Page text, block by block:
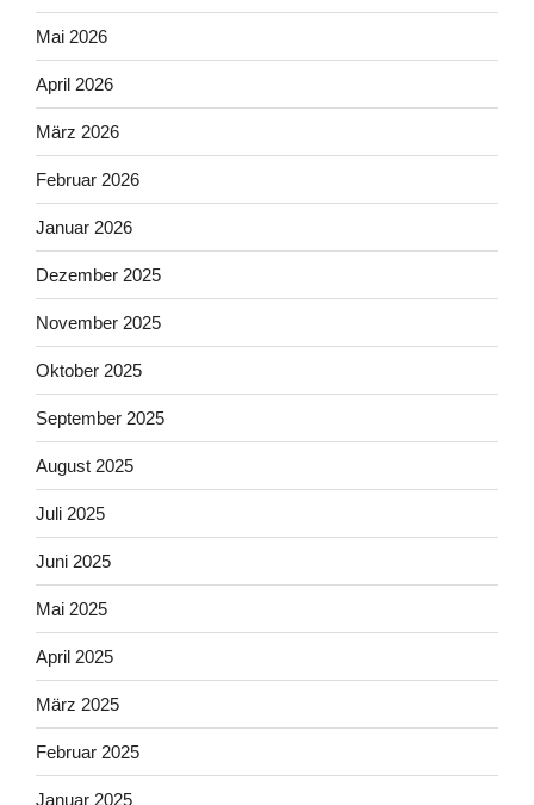
Mai 2026
April 2026
März 2026
Februar 2026
Januar 2026
Dezember 2025
November 2025
Oktober 2025
September 2025
August 2025
Juli 2025
Juni 2025
Mai 2025
April 2025
März 2025
Februar 2025
Januar 2025